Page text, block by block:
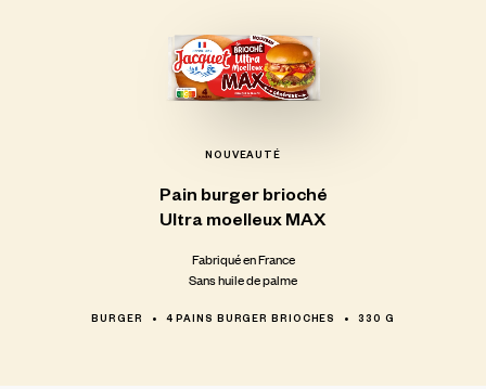
NOUVEAUTÉ
Pain burger brioché
UltramoelleuxMAX
Fabriqué en France
Sans huile de palme
BURGER 4 PAINS BURGER BRIOCHES 330 G